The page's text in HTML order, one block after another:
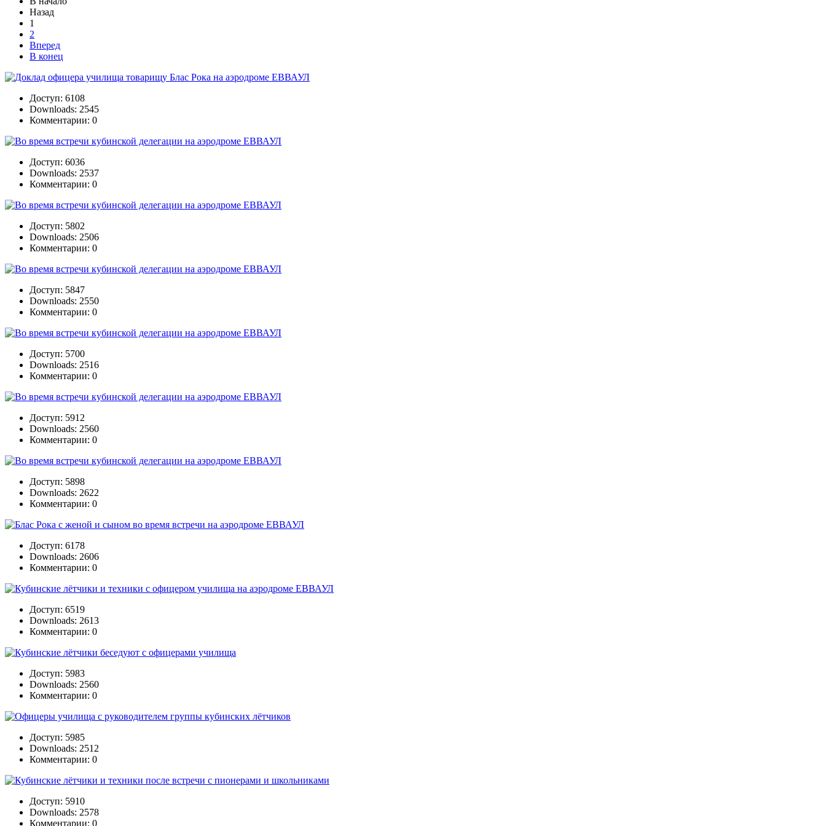
Назад
1
2
Вперед
В конец
Доступ: 6108
Downloads: 2545
Комментарии: 0
Доступ: 6036
Downloads: 2537
Комментарии: 0
Доступ: 5802
Downloads: 2506
Комментарии: 0
Доступ: 5847
Downloads: 2550
Комментарии: 0
Доступ: 5700
Downloads: 2516
Комментарии: 0
Доступ: 5912
Downloads: 2560
Комментарии: 0
Доступ: 5898
Downloads: 2622
Комментарии: 0
Доступ: 6178
Downloads: 2606
Комментарии: 0
Доступ: 6519
Downloads: 2613
Комментарии: 0
Доступ: 5983
Downloads: 2560
Комментарии: 0
Доступ: 5985
Downloads: 2512
Комментарии: 0
Доступ: 5910
Downloads: 2578
Комментарии: 0